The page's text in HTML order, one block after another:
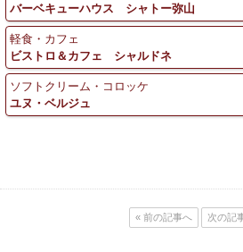
バーベキューハウス シャトー弥山
軽食・カフェ
ビストロ＆カフェ シャルドネ
ソフトクリーム・コロッケ
ユヌ・ベルジュ
« 前の記事へ 次の記